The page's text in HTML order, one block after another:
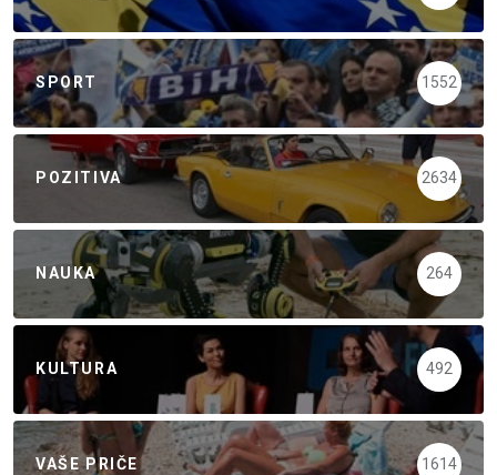
SPORT 1552
POZITIVA 2634
NAUKA 264
KULTURA 492
VAŠE PRIČE 1614